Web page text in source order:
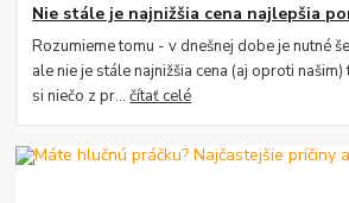
Nie stále je najnižšia cena najlepšia
Rozumieme tomu - v dnešnej dobe je nutné
ale nie je stále najnižšia cena (aj oproti
si niečo z pr...čítať celé